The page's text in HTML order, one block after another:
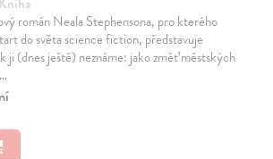
román Neala Stephensona, pro kterého
do světa science fiction, představuje
ji (dnes ještě) neznáme: jako změť městských